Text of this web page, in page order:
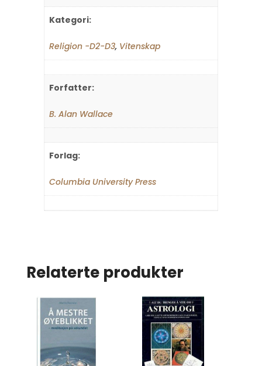
Kategori:
Religion -D2-D3, Vitenskap
Forfatter:
B. Alan Wallace
Forlag:
Columbia University Press
Relaterte produkter